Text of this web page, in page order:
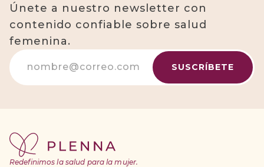
Únete a nuestro newsletter con
contenido confiable sobre salud
femenina.
Redefinimos la salud para la mujer.